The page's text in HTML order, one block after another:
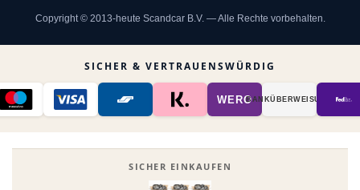
Copyright © 2013-heute Scandcar B.V. — Alle Rechte vorbehalten.
SICHER & VERTRAUENSWÜRDIG
WEROBANK­ÜBER­WEISUNG
SICHER EINKAUFEN